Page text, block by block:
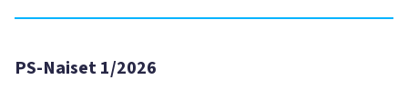
PS-Naiset 1/2026